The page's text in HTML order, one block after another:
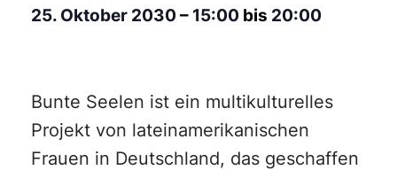
25. Oktober 2030 – 15:00 bis 20:00
Bunte Seelen ist ein multikulturelles
Projekt von lateinamerikanischen
Frauen in Deutschland, das geschaffen